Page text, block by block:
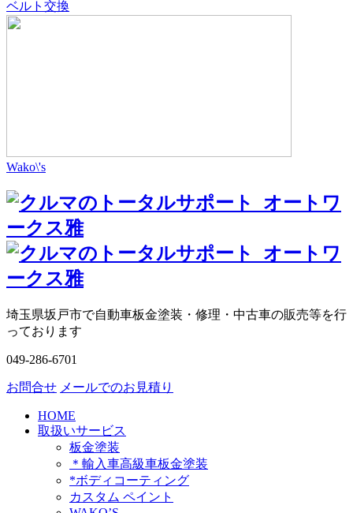
ベルト交換
Wako\'s
埼玉県坂戸市で自動車板金塗装・修理・中古車の販売等を行
っております
049-286-6701
お問合せ メールでのお見積り
HOME
取扱いサービス
板金塗装
＊輸入車高級車板金塗装
*ボディコーティング
カスタム ペイント